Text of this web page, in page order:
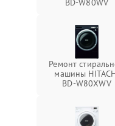
BD-W80WV
Ремонт
машины
BD-W80XWV